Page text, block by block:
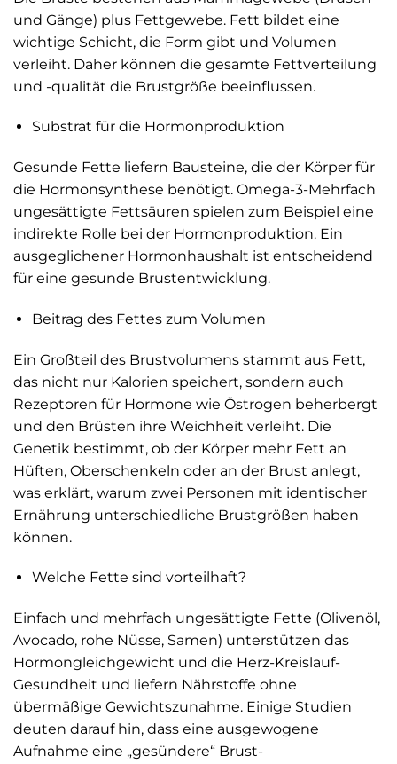
und Gänge) plus Fettgewebe. Fett bildet eine
wichtige Schicht, die Form gibt und Volumen
verleiht. Daher können die gesamte Fettverteilung
und -qualität die Brustgröße beeinflussen.
Substrat für die Hormonproduktion
Gesunde Fette liefern Bausteine, die der Körper für
die Hormonsynthese benötigt. Omega-3-Mehrfach
ungesättigte Fettsäuren spielen zum Beispiel eine
indirekte Rolle bei der Hormonproduktion. Ein
ausgeglichener Hormonhaushalt ist entscheidend
für eine gesunde Brustentwicklung.
Beitrag des Fettes zum Volumen
Ein Großteil des Brustvolumens stammt aus Fett,
das nicht nur Kalorien speichert, sondern auch
Rezeptoren für Hormone wie Östrogen beherbergt
und den Brüsten ihre Weichheit verleiht. Die
Genetik bestimmt, ob der Körper mehr Fett an
Hüften, Oberschenkeln oder an der Brust anlegt,
was erklärt, warum zwei Personen mit identischer
Ernährung unterschiedliche Brustgrößen haben
können.
Welche Fette sind vorteilhaft?
Einfach und mehrfach ungesättigte Fette (Olivenöl,
Avocado, rohe Nüsse, Samen) unterstützen das
Hormon­gleichgewicht und die Herz-Kreislauf-
Gesundheit und liefern Nährstoffe ohne
übermäßige Gewichtszunahme. Einige Studien
deuten darauf hin, dass eine ausgewogene
Aufnahme eine „gesündere“ Brust­